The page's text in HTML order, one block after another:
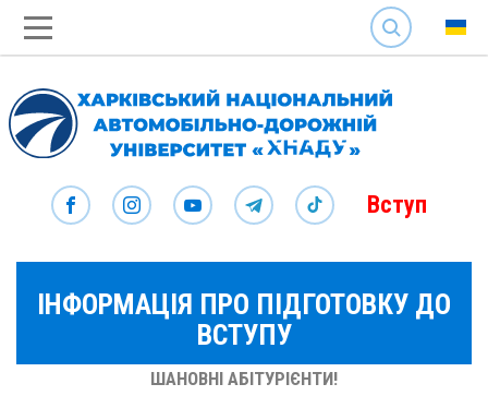
SEARCH
Вступ
ІНФОРМАЦІЯ ПРО ПІДГОТОВКУ ДО
ВСТУПУ
ШАНОВНІ АБІТУРІЄНТИ!